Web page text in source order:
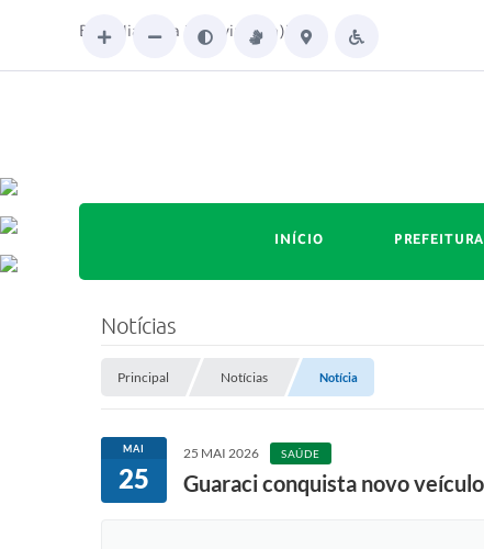
Bom dia. Seja bem-vindo(a)!
INÍCIO PREFEITURA
Notícias
Principal Notícias Notícia
MAI
25
25 MAI 2026 SAÚDE
Guaraci conquista novo